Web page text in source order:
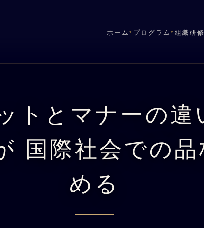
ホーム▾ プログラム▾ 組織研修
トとマナーの違
国際社会での
める